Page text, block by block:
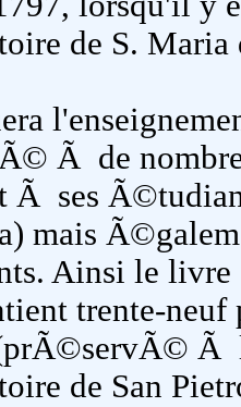
de S.
Ã de
Ã ses
mais
Ainsi le livre
trente-
Ã
de San